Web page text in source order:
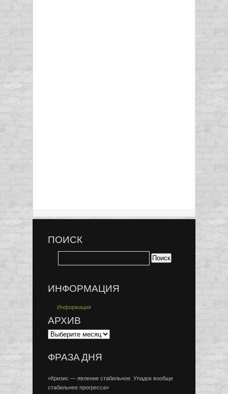
ПОИСК
ИНФОРМАЦИЯ
Информация
АРХИВ
ФРАЗА ДНЯ
«Кризис — явление стабильное. Упадок вообще
стабильнее прогресса»